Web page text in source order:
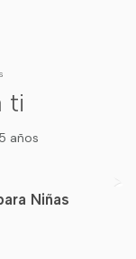
ti
años
Niñas